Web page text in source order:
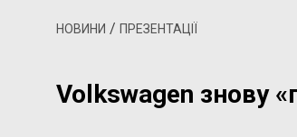
НОВИНИ / ПРЕЗЕНТАЦІЇ
Volkswagen знову